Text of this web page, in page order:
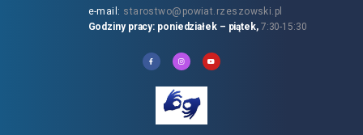
e-mail: starostwo@powiat.rzeszowski.pl
Godziny pracy: poniedziałek – piątek, 7:30-15:30